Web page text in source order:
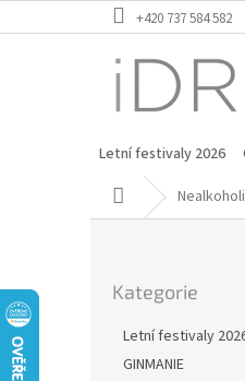
na
+420 737 584 582
Letní festivaly 2026
Domů
kategorie
Kategorie
Letní festivaly
GINMANIE